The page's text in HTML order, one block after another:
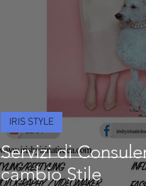
Servizi di
cambio Stile
IRIS STYLE